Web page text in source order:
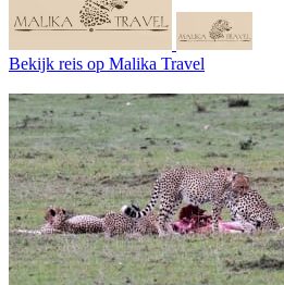
Bekijk reis op Malika Travel